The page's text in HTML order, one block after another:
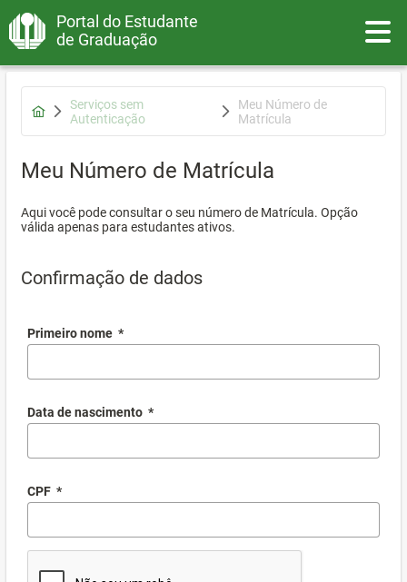
Portal do Estudante
de Graduação
Serviços sem
Autenticação
Meu Número de
Matrícula
Meu Número de Matrícula
Aqui você pode consultar o seu número de Matrícula. Opção
válida apenas para estudantes ativos.
Confirmação de dados
Primeiro nome *
Data de nascimento *
CPF *